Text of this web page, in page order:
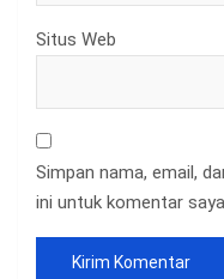
Situs Web
Simpan nama, email,
ini untuk komentar